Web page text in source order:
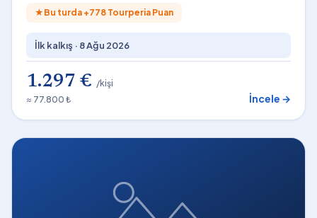
★ Bu turda +778 Tourperia Puan
İlk kalkış · 8 Ağu 2026
1.297 € /kişi
≈ 77.800 ₺
İncele →